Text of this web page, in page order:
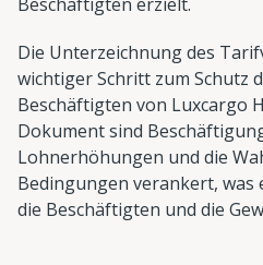
Die Unterzeichnung des
wichtiger Schritt zum Schutz
Beschäftigten von Luxcargo
Dokument sind
Lohnerhöhungen und die
Bedingungen verankert, was
die Beschäftigten und die